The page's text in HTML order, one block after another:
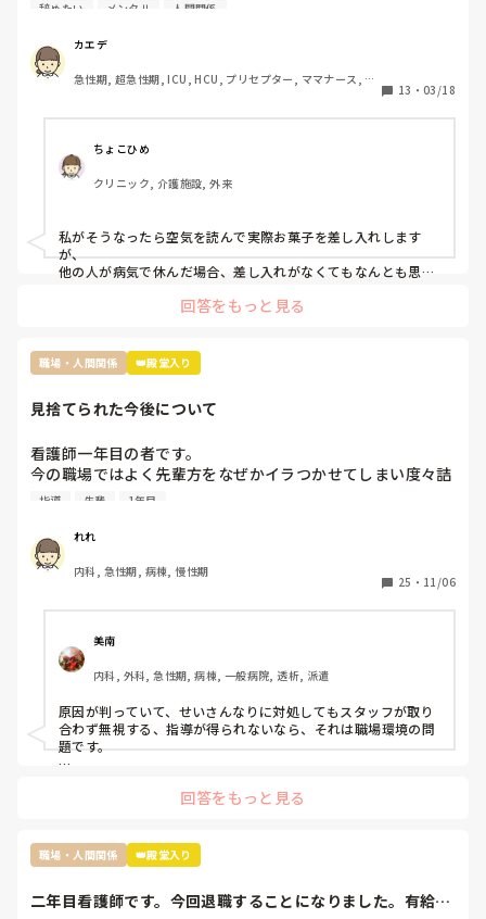
菓子を4袋くらい買って行ったんですが…
裏であんなに迷惑かけたのにファミリーパックって馬鹿にさ
れてるよねとお局がクラークさんに言ってたんですよね。
いな感じ、やむを得ない理由での突発的な休みではファミリ
ーパックとかみんなで食べれるお菓子を買ってくるみたいな
暗黙のルールがありました。
転職して初めての何日も休む休みだし、他の方もコストコの
にしましたが…
ぶっちゃけ遊んでたわけではなくむしろコロナで苦しんでた
のにお菓子ごときでって話なんですけど、菓子折り買いに行
皆さんはそんな休んだらお菓子みたいなルールあります
辞めたい メンタル 人間関係
カエデ
急性期, 超急性期, ICU, HCU, プリセプター, ママナース, リ
13 ・ 03/18
ちょこひめ
クリニック, 介護施設, 外来
私がそうなったら空気を読んで実際お菓子を差し入れします
が、
他の人が病気で休んだ場合、差し入れがなくてもなんとも思わ
コロナ感染の類や急病の場合は特に、そんな余裕もないでしょ
ね。
当たり前なんだから、文句言う人の気持ちが全くわかりませ
多分その人はいいお菓子を貰っても、休んだ事に対して文句を
言うタイプじゃないかなと思います。
『ただの文句言いたいウーマン』だと認識してしまいます。
そういう人は苦手なので、私だったら本人に
回答をもっと見る
職場・人間関係 👑殿堂入り
見捨てられた今後について
看護師一年目の者です。
今の職場ではよく先輩方をなぜかイラつかせてしまい度々詰
所で私のことについて色々と言ってることを耳にします。
が不快に感じると言われてます。
推測ですが私は人見知りで話すのが苦手なため毎日ペコペコ
しながら愛想笑いをして先輩方の機嫌を伺いなんとか仕事を
しかし元々メンタルも強くなかったことからこの状況がスト
レスとなり体調を崩し、睡眠不足と少し鬱状態な感じで仕事
をしていました。そのせいもあってか先輩に言われたことを
やってなかったりケアレスミスが目立つようになり、もとも
とよく思われてなかったため、この行いからついに見捨てら
れました。
見捨てられたと確信したのは明らかにもう何も指導していた
だけなくなり、詰所で〜さんにはもう無視した。もう教えな
原因は自分だとわかっているのでしょうがないことだとは理
いのかわからなくなりました。
ちなみに私の職場ではすぐ噂は広まるので私のことはほぼ全
今後は今の私の不注意を正し、頑張っていきたいと思ってい
指導 先輩 1年目
れれ
内科, 急性期, 病棟, 慢性期
25 ・ 11/06
美南
内科, 外科, 急性期, 病棟, 一般病院, 透析, 派遣
原因が判っていて、せいさんなりに対処してもスタッフが取り
合わず無視する、指導が得られないなら、それは職場環境の問
題です。
かれているんですよね。
「急性期の病棟で一から学び直す」
回答をもっと見る
職場・人間関係 👑殿堂入り
二年目看護師です。今回退職することになりました。有給前